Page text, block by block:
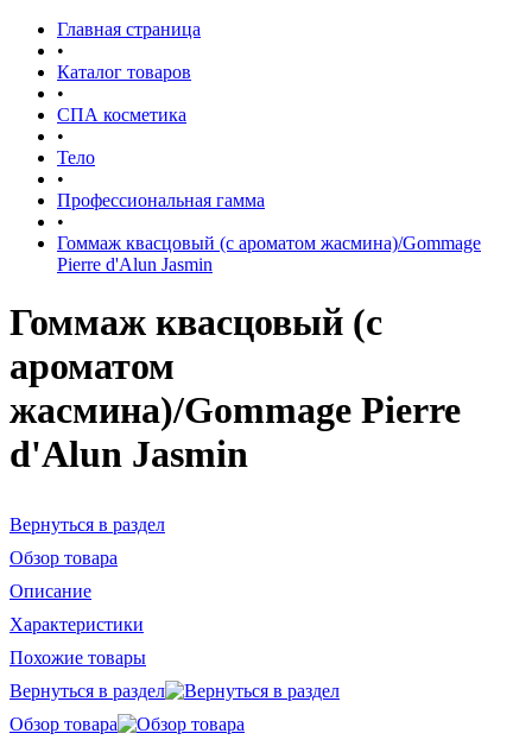
Главная страница
•
Каталог товаров
•
СПА косметика
•
Тело
•
Профессиональная гамма
•
Гоммаж квасцовый (с ароматом жасмина)/Gommage
Pierre d'Alun Jasmin
Гоммаж квасцовый (с
ароматом
жасмина)/Gommage Pierre
d'Alun Jasmin
Вернуться в раздел
Обзор товара
Описание
Характеристики
Похожие товары
Вернуться в раздел
Обзор товара